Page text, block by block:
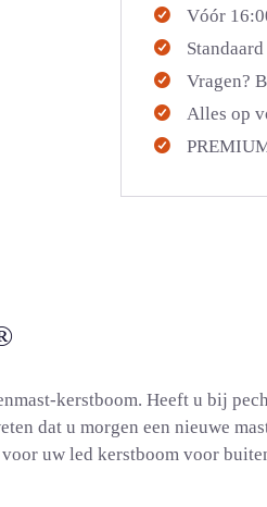
Vóór
Vragen?
Alles op
kerstboom. Heeft u bij
dat u morgen een nieuwe
voor uw led kerstboom voor